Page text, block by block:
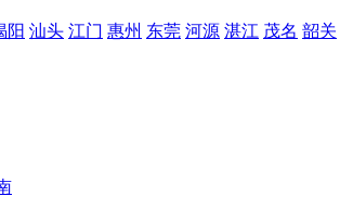
阳 汕头 江门 惠州 东莞 河源 湛江 茂名 韶关